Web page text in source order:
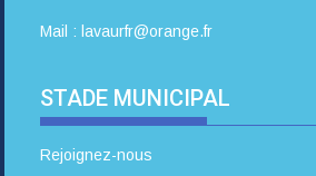
Mail : lavaurfr@orange.fr
STADE MUNICIPAL
Rejoignez-nous